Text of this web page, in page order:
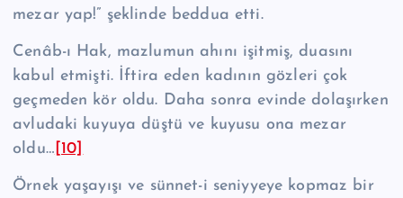
mezar yap!” şeklinde bed­dua etti.
Cenâb-ı Hak, mazlumun ahını işitmiş, duasını
kabul etmişti. İftira eden kadı­nın gözleri çok
geçmeden kör oldu. Daha sonra evinde dolaşırken
avludaki ku­yuya düştü ve kuyusu ona mezar
oldu… [10]
Örnek yaşayışı ve sünnet-i seniyyeye kopmaz bir